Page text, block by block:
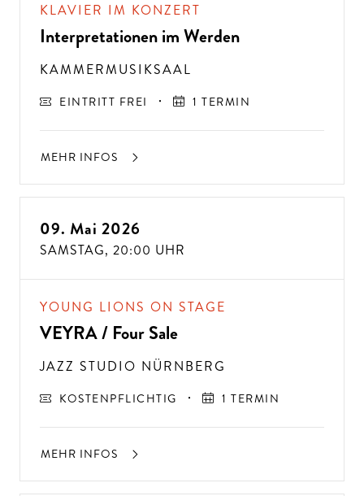
KLAVIER IM KONZERT
Interpretationen im Werden
KAMMERMUSIKSAAL
EINTRITT FREI 1 TERMIN
MEHR INFOS
09. Mai 2026
SAMSTAG, 20:00 UHR
YOUNG LIONS ON STAGE
VEYRA / Four Sale
JAZZ STUDIO NÜRNBERG
KOSTENPFLICHTIG 1 TERMIN
MEHR INFOS